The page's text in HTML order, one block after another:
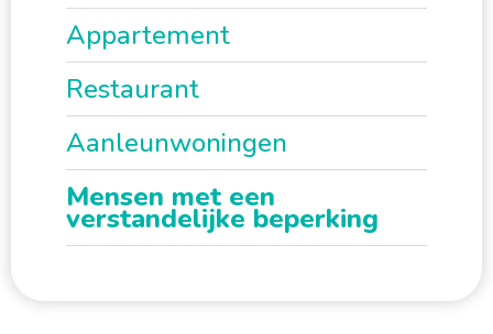
Appartement
Restaurant
Aanleunwoningen
Mensen met een
verstandelijke beperking